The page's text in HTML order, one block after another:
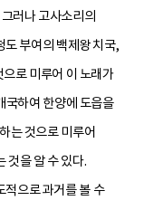
러나 고사소리의
도 부여의 백제왕 치국,
로 미루어 이 노래가
국하여 한양에 도읍을
는 것으로 미루어
것을 알 수 있다.
적으로 과거를 볼 수